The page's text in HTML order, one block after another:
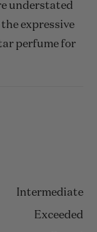
understated
expressive
perfume for
Intermediate
Exceeded